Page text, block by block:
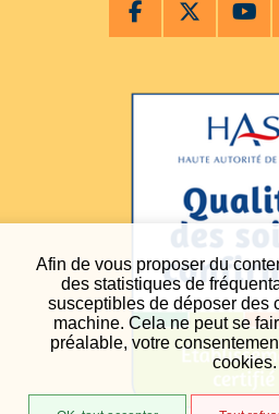
Afin de vous proposer du
des statistiques de
susceptibles de déposer des
machine. Cela ne peut se
préalable, votre
cookies.